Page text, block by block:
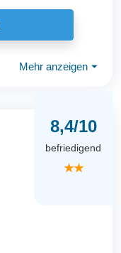
Mehr anzeigen ⏷
8,4/10
befriedigend
★★